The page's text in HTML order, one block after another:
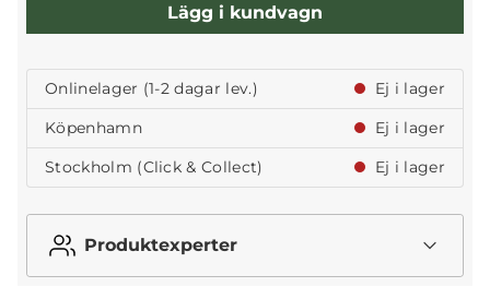
Lägg i kundvagn
Onlinelager (1-2 dagar lev.)
Ej i lager
Köpenhamn
Ej i lager
Stockholm (Click & Collect)
Ej i lager
Produktexperter